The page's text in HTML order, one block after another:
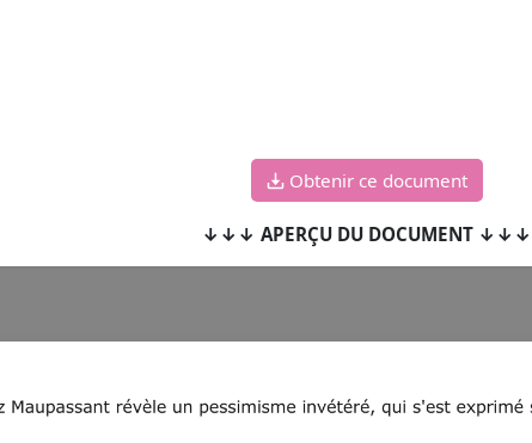
Obtenir ce document
↓↓↓ APERÇU DU DOCUMENT ↓↓↓